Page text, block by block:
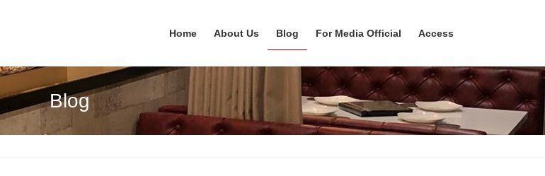
Home About Us Blog For Media Official Access
Blog